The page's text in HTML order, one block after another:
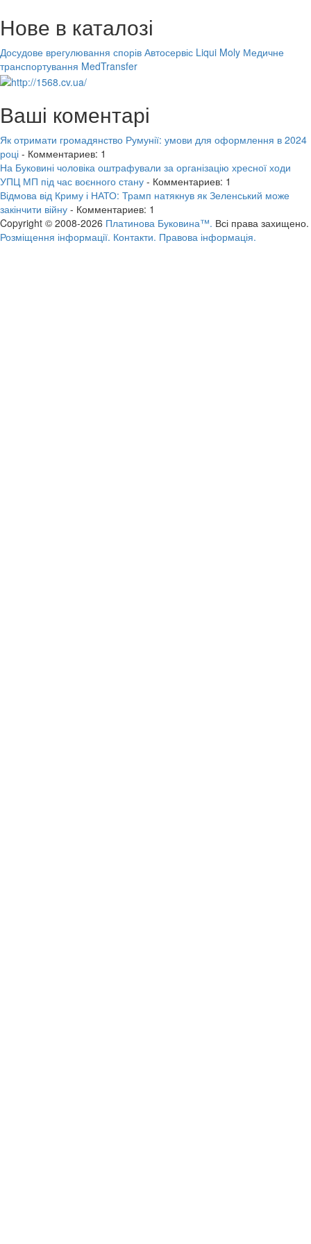
Нове в каталозі
Досудове врегулювання спорів Автосервіс Liqui Moly Медичне
транспортування MedTransfer
Ваші коментарі
Як отримати громадянство Румунії: умови для оформлення в 2024
році - Комментариев: 1
На Буковині чоловіка оштрафували за організацію хресної ходи
УПЦ МП під час воєнного стану - Комментариев: 1
Відмова від Криму і НАТО: Трамп натякнув як Зеленський може
закінчити війну - Комментариев: 1
Copyright © 2008-2026 Платинова Буковина™. Всі права захищено.
Розміщення інформації. Контакти. Правова інформація.